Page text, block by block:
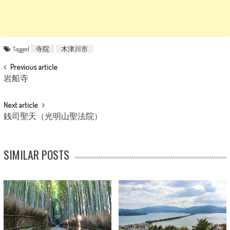
Tagged 寺院 木津川市
POST NAVIGATION
Previous article
岩船寺
Next article
銭司聖天（光明山聖法院）
SIMILAR POSTS